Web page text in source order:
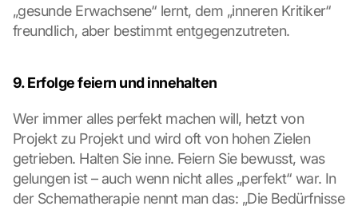
„gesunde Erwachsene“ lernt, dem „inneren Kritiker“
freundlich, aber bestimmt entgegenzutreten.
9. Erfolge feiern und innehalten
Wer immer alles perfekt machen will, hetzt von
Projekt zu Projekt und wird oft von hohen Zielen
getrieben. Halten Sie inne. Feiern Sie bewusst, was
gelungen ist – auch wenn nicht alles „perfekt“ war. In
der Schematherapie nennt man das: „Die Bedürfnisse